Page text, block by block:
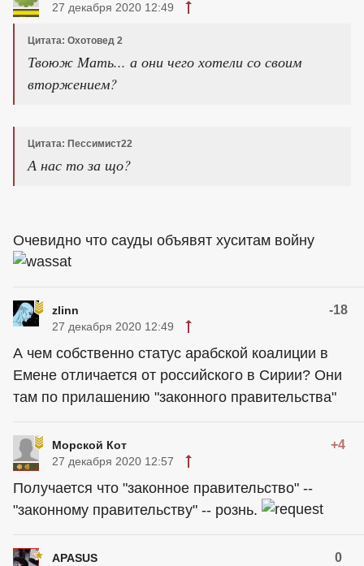
27 декабря 2020 12:49
Цитата: Охотовед 2
Твоюж Мать... а они чего хотели со своим
вторжением?
Цитата: Пессимист22
А нас то за що?
Очевидно что сауды объявят хуситам войну
zlinn -18
27 декабря 2020 12:49
А чем собственно статус арабской коалиции в
Емене отличается от российского в Сирии? Они
там по прилашению "законного правительства"
Морской Кот +4
27 декабря 2020 12:57
Получается что "законное правительство" --
"законному правительству" -- рознь.
APASUS 0